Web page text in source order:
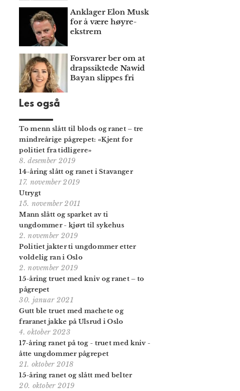
Anklager Elon Musk
for å være høyre­
ekstrem
Forsvarer ber om at
draps­siktede Nawid
Bayan slippes fri
Les også
To menn slått til blods og ranet – tre
mindreårige pågrepet: «Kjent for
politiet fra tidligere»
8. desember 2019
14-åring slått og ranet i Stavanger
17. november 2019
Utrygt
15. november 2011
Mann slått og sparket av ti
ungdommer - kjørt til sykehus
2. november 2019
Politiet jakter ti ungdommer etter
voldelig ran i Oslo
2. november 2019
15-åring truet med kniv og ranet – to
pågrepet
30. januar 2021
Gutt ble truet med machete og
fraranet jakke på Ulsrud i Oslo
4. oktober 2023
17-åring ranet på tog - truet med kniv -
åtte ungdommer pågrepet
21. oktober 2018
15-åring ranet og slått med belter
20. oktober 2019